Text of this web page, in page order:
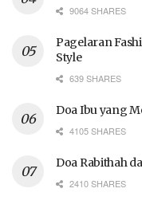
9064 SHARES
Pagelaran
Style
639 SHARES
Doa Ibu yang
4105 SHARES
Doa Rabithah
2410 SHARES